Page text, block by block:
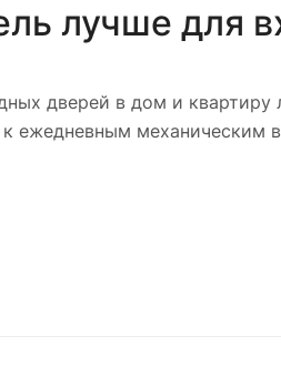
лучше для
дверей в дом и
ежедневным механическим